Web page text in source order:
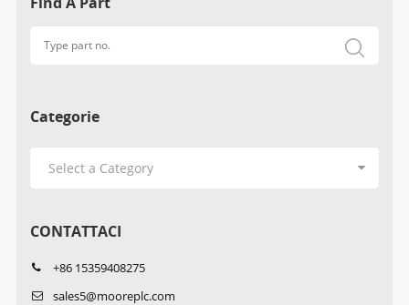
Categorie
CONTATTACI
+86 15359408275
sales5@mooreplc.com